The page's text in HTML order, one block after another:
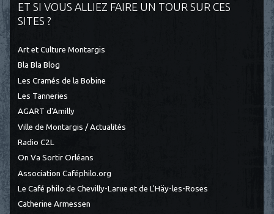
ET SI VOUS ALLIEZ FAIRE UN TOUR SUR CES
SITES ?
Art et Culture Montargis
Bla Bla Blog
Les Cramés de la Bobine
Les Tanneries
AGART d'Amilly
Ville de Montargis / Actualités
Radio C2L
On Va Sortir Orléans
Association Caféphilo.org
Le Café philo de Chevilly-Larue et de L'Häy-les-Roses
Catherine Armessen